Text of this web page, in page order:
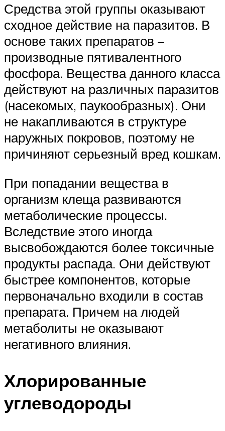
Средства этой группы оказывают
сходное действие на паразитов. В
основе таких препаратов –
производные пятивалентного
фосфора. Вещества данного класса
действуют на различных паразитов
(насекомых, паукообразных). Они
не накапливаются в структуре
наружных покровов, поэтому не
причиняют серьезный вред кошкам.
При попадании вещества в
организм клеща развиваются
метаболические процессы.
Вследствие этого иногда
высвобождаются более токсичные
продукты распада. Они действуют
быстрее компонентов, которые
первоначально входили в состав
препарата. Причем на людей
метаболиты не оказывают
негативного влияния.
Хлорированные
углеводороды